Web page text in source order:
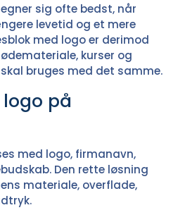
sig ofte bedst, når
levetid og et mere
med logo er derimod
kurser og
bruges med det samme.
på
med logo, firmanavn,
Den rette løsning
materiale, overflade,